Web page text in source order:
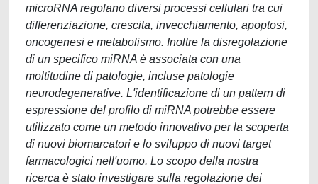
microRNA regolano diversi processi cellulari tra cui
differenziazione, crescita, invecchiamento, apoptosi,
oncogenesi e metabolismo. Inoltre la disregolazione
di un specifico miRNA è associata con una
moltitudine di patologie, incluse patologie
neurodegenerative. L'identificazione di un pattern di
espressione del profilo di miRNA potrebbe essere
utilizzato come un metodo innovativo per la scoperta
di nuovi biomarcatori e lo sviluppo di nuovi target
farmacologici nell'uomo. Lo scopo della nostra
ricerca è stato investigare sulla regolazione dei